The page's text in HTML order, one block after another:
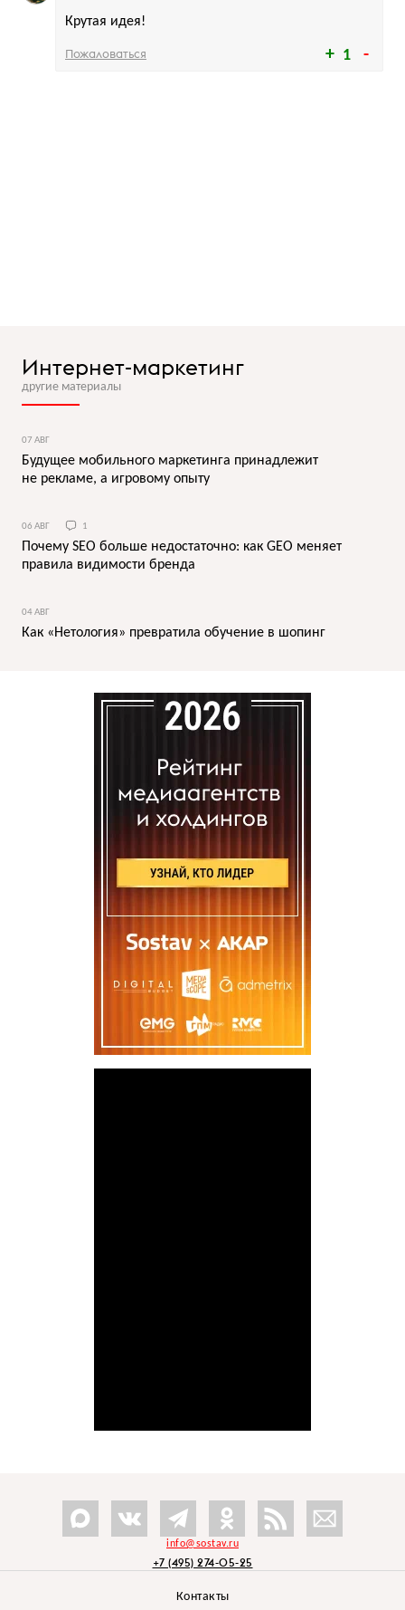
1
Крутая идея!
Пожаловаться
Интернет-маркетинг
другие материалы
07 АВГ
Будущее мобильного маркетинга принадлежит
не рекламе, а игровому опыту
06 АВГ 1
Почему SEO больше недостаточно: как GEO меняет
правила видимости бренда
04 АВГ
Как «Нетология» превратила обучение в шопинг
info@sostav.ru
+7 (495) 274-05-25
Контакты